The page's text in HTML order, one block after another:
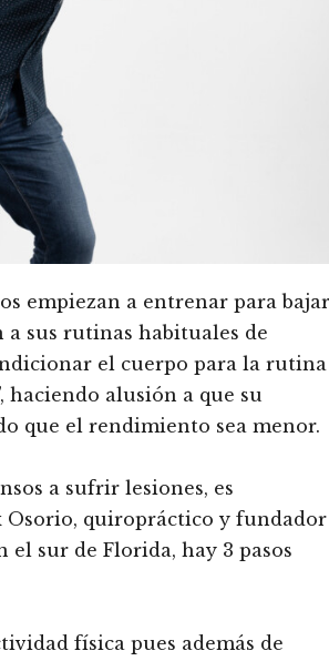
empiezan a entrenar para bajar
a sus rutinas habituales de
el cuerpo para la rutina
haciendo alusión a que su
que el rendimiento sea menor.
a sufrir lesiones, es
Osorio, quiropráctico y fundador
sur de Florida, hay 3 pasos
física pues además de